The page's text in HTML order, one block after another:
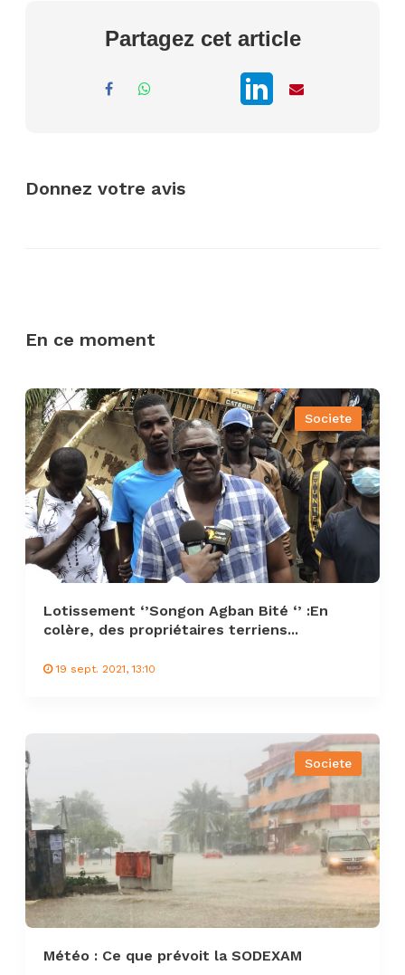
Partagez cet article
Donnez votre avis
En ce moment
Societe
Lotissement ‘’Songon Agban Bité ‘’ :En
colère, des propriétaires terriens...
19 sept. 2021, 13:10
Societe
Météo : Ce que prévoit la SODEXAM